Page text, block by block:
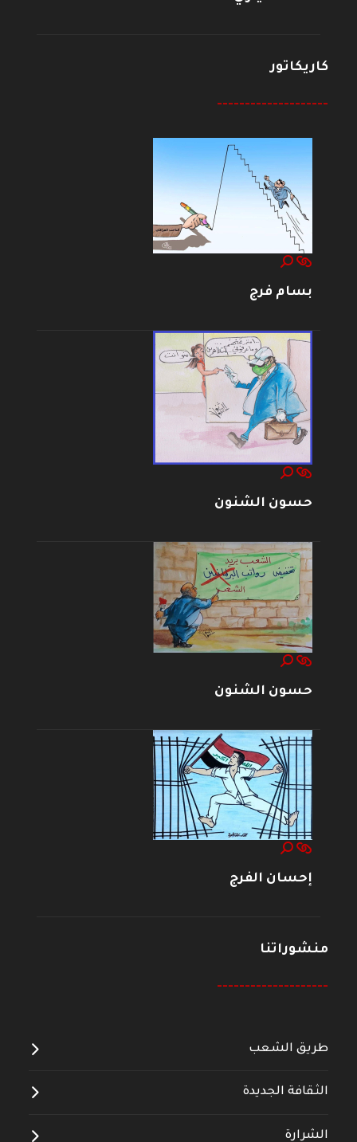
كاريكاتور
--------------------
بسام فرج
حسون الشنون
حسون الشنون
إحسان الفرج
منشوراتنا
--------------------
طريق الشعب
الثقافة الجديدة
الشرارة